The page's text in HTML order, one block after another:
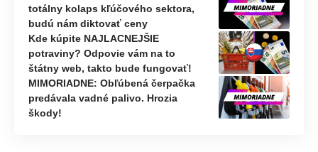
totálny kolaps kľúčového sektora,
budú nám diktovať ceny
Kde kúpite NAJLACNEJŠIE
potraviny? Odpovie vám na to
štátny web, takto bude fungovať!
MIMORIADNE: Obľúbená čerpačka
predávala vadné palivo. Hrozia
škody!